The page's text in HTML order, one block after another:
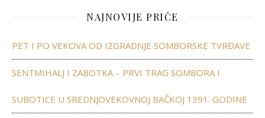
NAJNOVIJE PRIČE
PET I PO VEKOVA OD IZGRADNJE SOMBORSKE TVRĐAVE
SENTMIHALJ I ZABOTKA – PRVI TRAG SOMBORA I
SUBOTICE U SREDNJOVEKOVNOJ BAČKOJ 1391. GODINE